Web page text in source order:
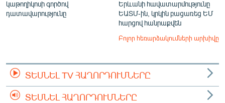
կաթողիկոսի գործով
դատավարությունը
Երևանի հավատարմությունը
ԵԱՏՄ-ին, կրկին բացառեց ԵՄ
հարցով հանրաքվեն
Բոլոր հեռարձակումների արխիվը
ՏԵՍՆԵԼ TV ՀԱՂՈՐԴՈՒՄՆԵՐԸ
ՏԵՍՆԵԼ ՀԱՂՈՐԴՈՒՄՆԵՐԸ